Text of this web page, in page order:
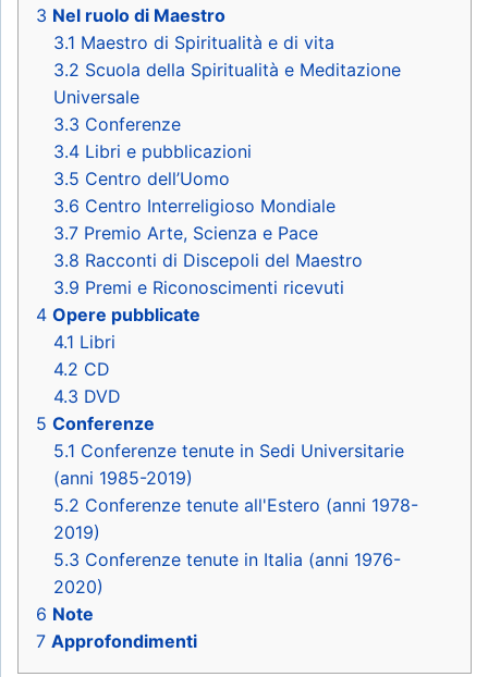
3 Nel ruolo di Maestro
3.1 Maestro di Spiritualità e di vita
3.2 Scuola della Spiritualità e Meditazione
Universale
3.3 Conferenze
3.4 Libri e pubblicazioni
3.5 Centro dell’Uomo
3.6 Centro Interreligioso Mondiale
3.7 Premio Arte, Scienza e Pace
3.8 Racconti di Discepoli del Maestro
3.9 Premi e Riconoscimenti ricevuti
4 Opere pubblicate
4.1 Libri
4.2 CD
4.3 DVD
5 Conferenze
5.1 Conferenze tenute in Sedi Universitarie
(anni 1985-2019)
5.2 Conferenze tenute all'Estero (anni 1978-
2019)
5.3 Conferenze tenute in Italia (anni 1976-
2020)
6 Note
7 Approfondimenti